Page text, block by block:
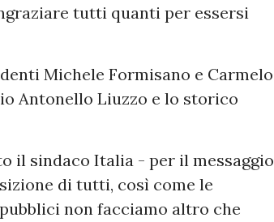
tutti quanti per essersi
Michele Formisano e Carmelo
Antonello Liuzzo e lo storico
il sindaco Italia - per il messaggio
di tutti, così come le
non facciamo altro che